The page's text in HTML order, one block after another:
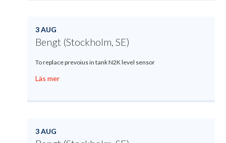
3 AUG
Bengt (Stockholm, SE)
To replace prevoius in tank N2K level sensor
Läs mer
3 AUG